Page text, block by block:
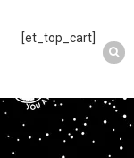
[et_top_cart]